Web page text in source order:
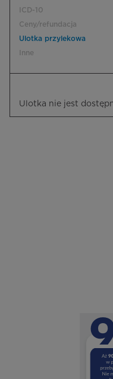
ICD-10
Ceny/refundacja
Ulotka przylekowa
Inne
Ulotka nie jest